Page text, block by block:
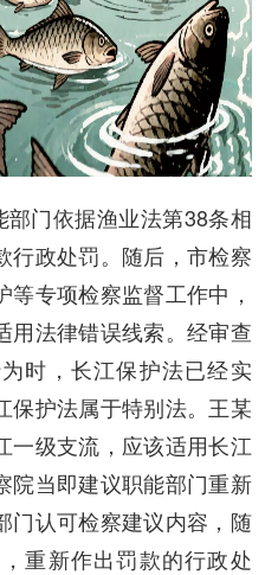
门依据渔业法第38条相
行政处罚。随后，市检察
专项检察监督工作中，
用法律错误线索。经审查
时，长江保护法已经实
保护法属于特别法。王某
一级支流，应该适用长江
院当即建议职能部门重新
门认可检察建议内容，随
重新作出罚款的行政处